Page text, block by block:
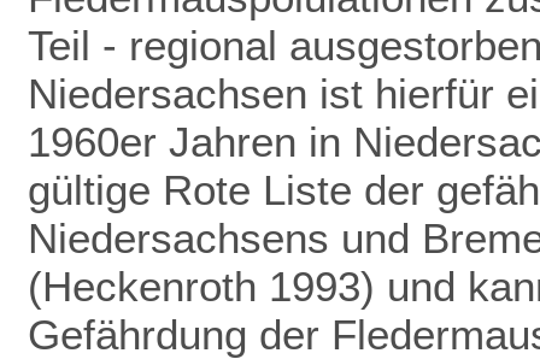
Teil - regional
Niedersachsen ist hierfür
1960er Jahren in
gültige Rote Liste der
Niedersachsens und
(Heckenroth 1993) und
Gefährdung der